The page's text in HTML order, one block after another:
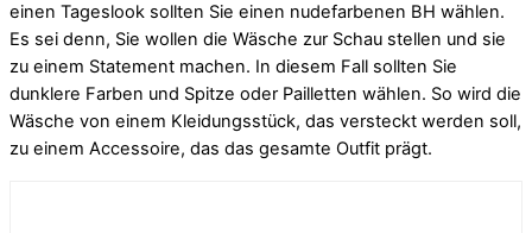
einen Tageslook sollten Sie einen nudefarbenen BH wählen.
Es sei denn, Sie wollen die Wäsche zur Schau stellen und sie
zu einem Statement machen. In diesem Fall sollten Sie
dunklere Farben und Spitze oder Pailletten wählen. So wird die
Wäsche von einem Kleidungsstück, das versteckt werden soll,
zu einem Accessoire, das das gesamte Outfit prägt.